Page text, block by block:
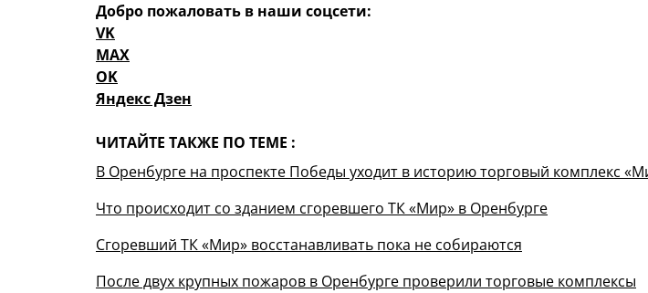
Добро пожаловать в наши соцсети:
VK
MAX
OK
Яндекс Дзен
ЧИТАЙТЕ ТАКЖЕ ПО ТЕМЕ :
В Оренбурге на проспекте Победы уходит в историю торговый комплекс
Что происходит со зданием сгоревшего ТК «Мир» в Оренбурге
Сгоревший ТК «Мир» восстанавливать пока не собираются
После двух крупных пожаров в Оренбурге проверили торговые комплексы